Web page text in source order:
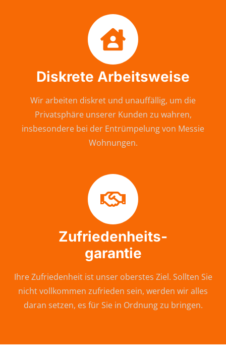
Diskrete Arbeitsweise
Wir arbeiten diskret und unauffällig, um die
Privatsphäre unserer Kunden zu wahren,
insbesondere bei der Entrümpelung von Messie
Wohnungen.
Zufriedenheits-
garantie
Ihre Zufriedenheit ist unser oberstes Ziel. Sollten Sie
nicht vollkommen zufrieden sein, werden wir alles
daran setzen, es für Sie in Ordnung zu bringen.